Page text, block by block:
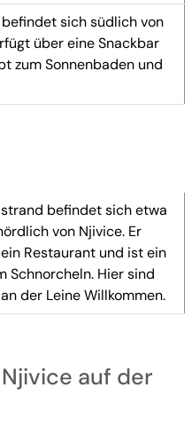
auf der
sich südlich von
über eine Snackbar
zum Sonnenbaden und
befindet sich etwa
von Njivice. Er
Restaurant und ist ein
Schnorcheln. Hier sind
der Leine Willkommen.